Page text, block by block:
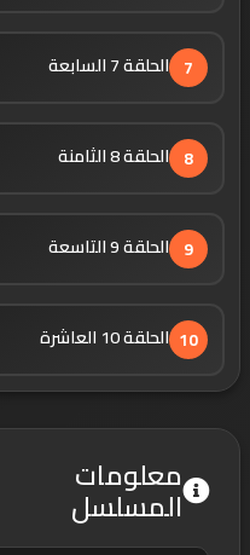
7 الحلقة 7 السابعة
8 الحلقة 8 الثامنة
9 الحلقة 9 التاسعة
10 الحلقة 10 العاشرة
معلومات
المسلسل